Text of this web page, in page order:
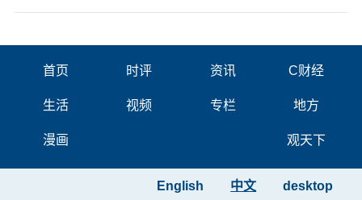
首页 时评 资讯 C财经
生活 视频 专栏 地方
漫画 观天下
desktop
中文
English